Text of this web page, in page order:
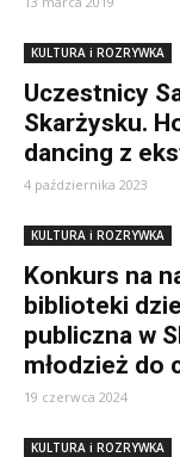
KULTURA i ROZRYWKA
Uczestnicy
Skarżysku.
dancing z
4 października 2023
KULTURA i ROZRYWKA
Konkurs na
biblioteki
publiczna w
młodzież do
19 czerwca 2024
KULTURA i ROZRYWKA